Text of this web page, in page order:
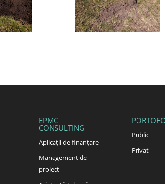
EPMC
CONSULTING
Aplicații de finanțare
Management de
proiect
Public
Privat